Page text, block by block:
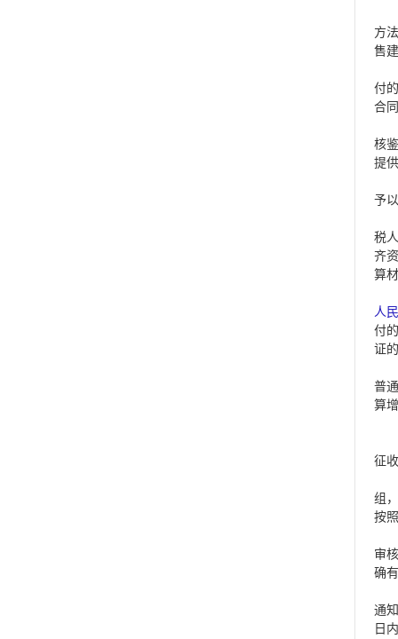
方
售
付
合
核
提
予
税
齐
算
人
付
证
普
算
征收
组
按
审
确
通
日